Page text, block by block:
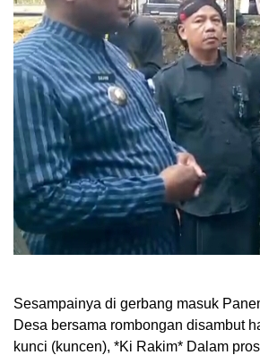
​Sesampainya di gerbang masuk
Desa bersama rombongan disambut
kunci (kuncen), *Ki Rakim* Dalam